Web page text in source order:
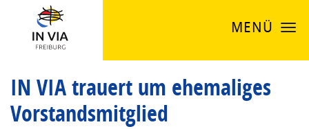
MENÜ
IN VIA trauert um ehemaliges
Vorstandsmitglied